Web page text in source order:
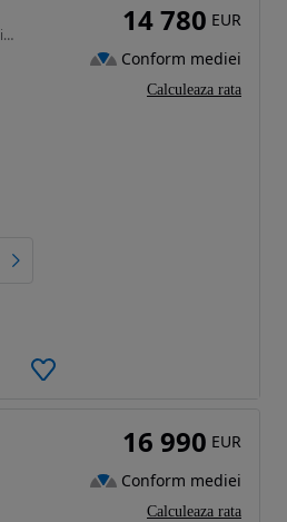
1995 cm3 • 190 CP • 2.0D 190CP/Xdrive/Head-Up/Lane Assist/Piele/Navi Mare/Scaune Sport/ 14 780 EUR
Conform mediei
Calculeaza rata
16 990 EUR
Conform mediei
Calculeaza rata